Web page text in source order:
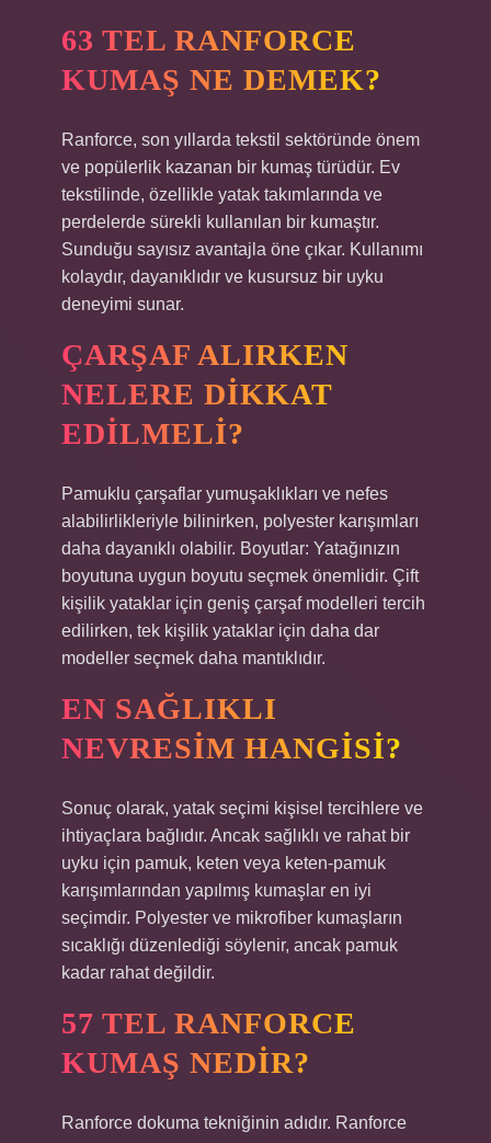
63 TEL RANFORCE
KUMAŞ NE DEMEK?
Ranforce, son yıllarda tekstil sektöründe önem
ve popülerlik kazanan bir kumaş türüdür. Ev
tekstilinde, özellikle yatak takımlarında ve
perdelerde sürekli kullanılan bir kumaştır.
Sunduğu sayısız avantajla öne çıkar. Kullanımı
kolaydır, dayanıklıdır ve kusursuz bir uyku
deneyimi sunar.
ÇARŞAF ALIRKEN
NELERE DIKKAT
EDILMELI?
Pamuklu çarşaflar yumuşaklıkları ve nefes
alabilirlikleriyle bilinirken, polyester karışımları
daha dayanıklı olabilir. Boyutlar: Yatağınızın
boyutuna uygun boyutu seçmek önemlidir. Çift
kişilik yataklar için geniş çarşaf modelleri tercih
edilirken, tek kişilik yataklar için daha dar
modeller seçmek daha mantıklıdır.
EN SAĞLIKLI
NEVRESIM HANGISI?
Sonuç olarak, yatak seçimi kişisel tercihlere ve
ihtiyaçlara bağlıdır. Ancak sağlıklı ve rahat bir
uyku için pamuk, keten veya keten-pamuk
karışımlarından yapılmış kumaşlar en iyi
seçimdir. Polyester ve mikrofiber kumaşların
sıcaklığı düzenlediği söylenir, ancak pamuk
kadar rahat değildir.
57 TEL RANFORCE
KUMAŞ NEDIR?
Ranforce dokuma tekniğinin adıdır. Ranforce